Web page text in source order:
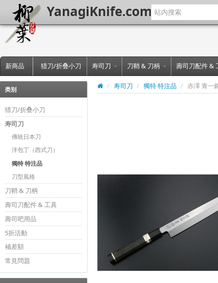
YanagiKnife.com
新商品 猎刀/折叠小刀 寿司刀 刀鞘 & 刀柄 壽司刀配件 &
类别
猎刀/折叠小刀
寿司刀
傳統日本刀
洋包丁（西式刀）
獨特 特注品
刀型風格
刀鞘 & 刀柄
壽司刀配件 & 工具
壽司吧用品
5折活動
補差額
常見問題
/ 寿司刀 / 獨特 特注品 / 赤澤 青一